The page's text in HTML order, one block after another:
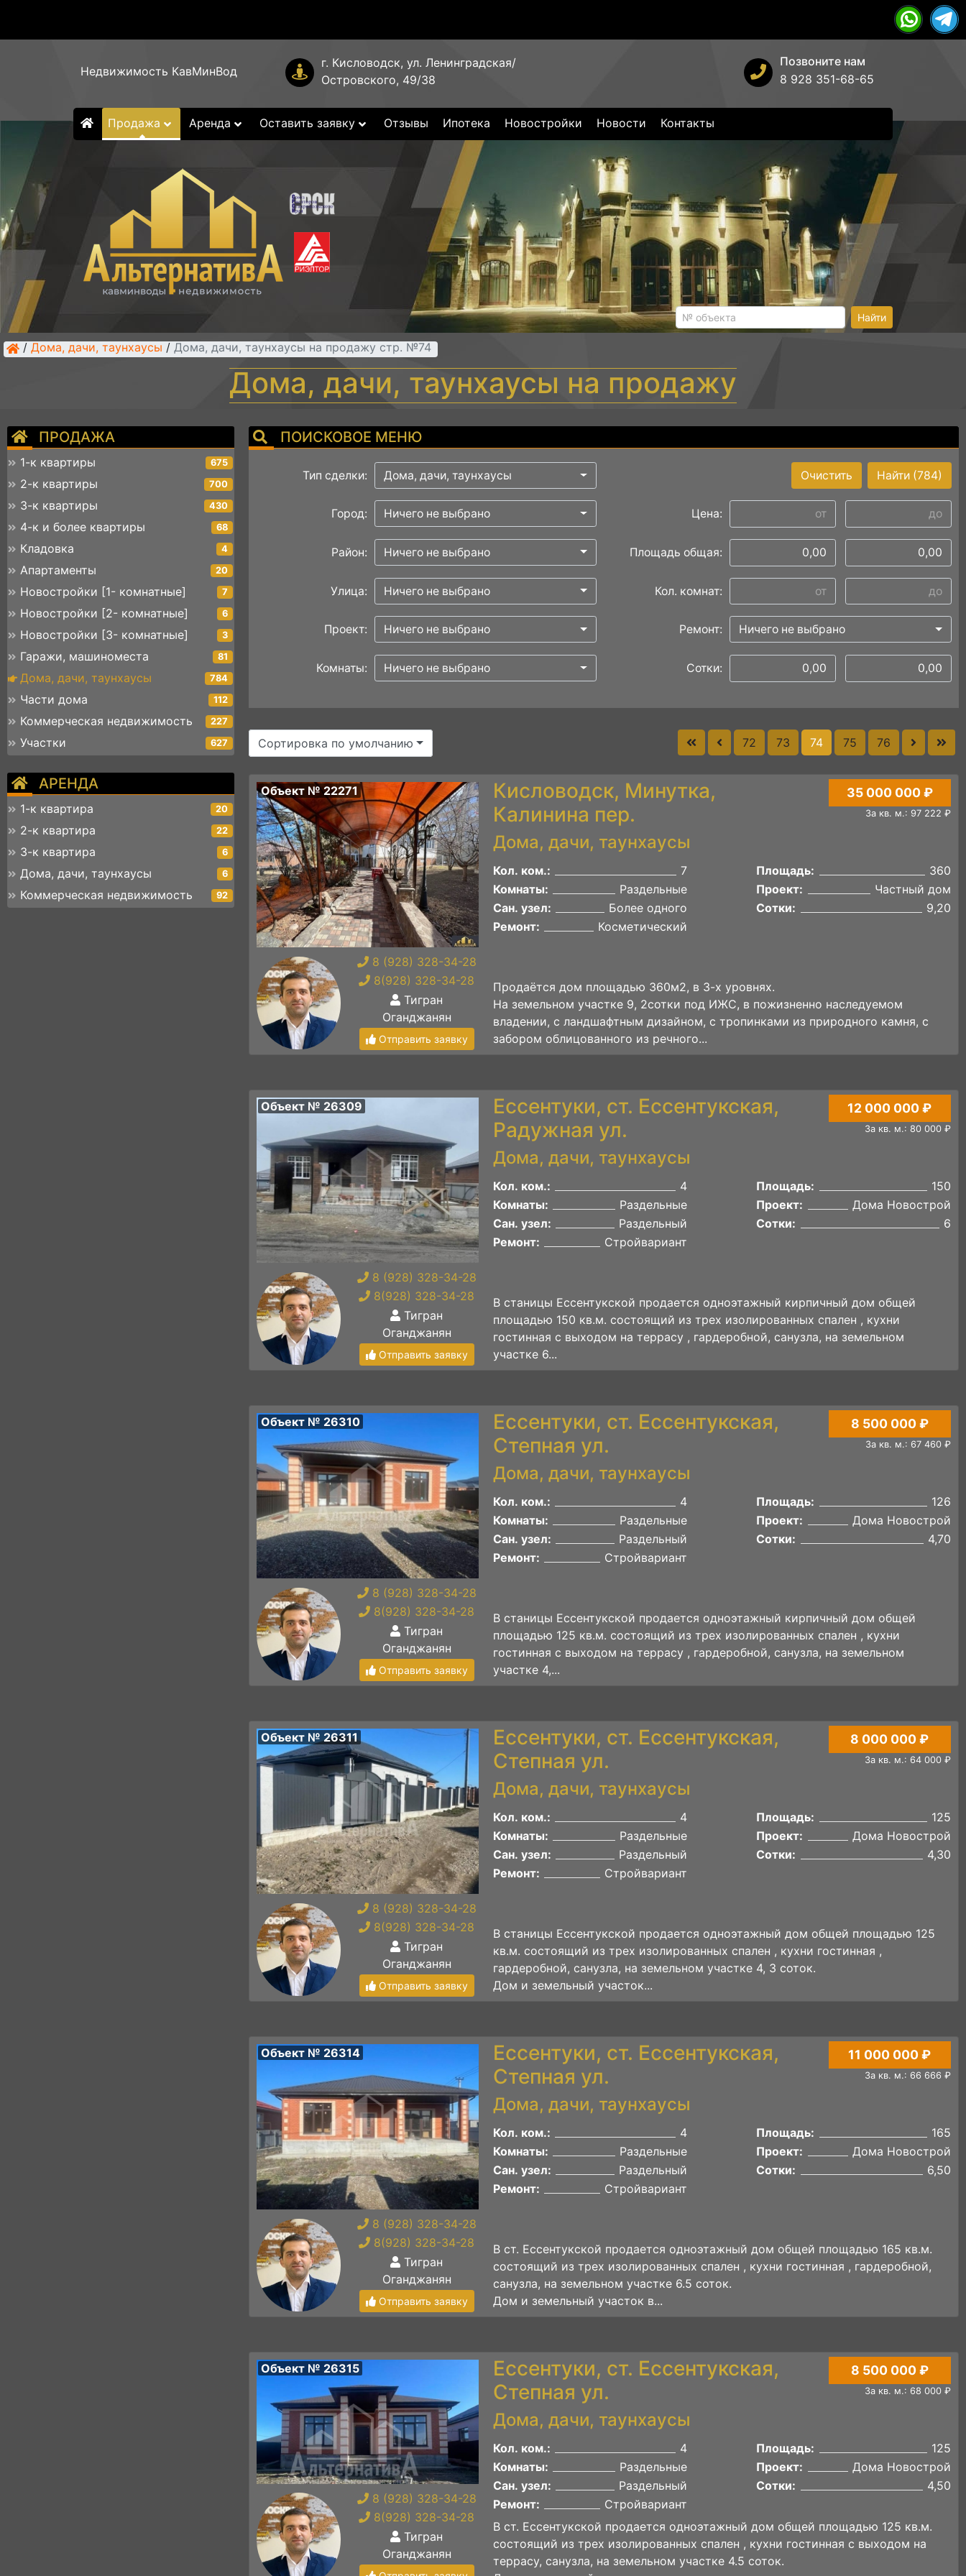
Недвижимость КавМинВод
г. Кисловодск, ул. Ленинградская/
Островского, 49/38
Позвоните нам
8 928 351-68-65
Продажа Аренда Оставить заявку Отзывы Ипотека Новостройки Новости Контакты
Найти
/ Дома, дачи, таунхаусы / Дома, дачи, таунхаусы на продажу стр. №74
Дома, дачи, таунхаусы на продажу
ПРОДАЖА
1-к квартиры 675
2-к квартиры 700
3-к квартиры 430
4-к и более квартиры 68
Кладовка 4
Апартаменты 20
Новостройки [1- комнатные] 7
Новостройки [2- комнатные] 6
Новостройки [3- комнатные] 3
Гаражи, машиноместа 81
Дома, дачи, таунхаусы 784
Части дома 112
Коммерческая недвижимость 227
Участки 627
АРЕНДА
1-к квартира 20
2-к квартира 22
3-к квартира 6
Дома, дачи, таунхаусы 6
Коммерческая недвижимость 92
ПОИСКОВОЕ МЕНЮ
Тип сделки: Дома, дачи, таунхаусы Найти (784)
Очистить
Город: Ничего не выбрано Цена:
Район: Ничего не выбрано Площадь общая:
Улица: Ничего не выбрано Кол. комнат:
Проект: Ничего не выбрано Ремонт: Ничего не выбрано
Комнаты: Ничего не выбрано Сотки:
Сортировка по умолчанию 72 73 74 75 76
Объект № 22271
8 (928) 328-34-28
8(928) 328-34-28
Тигран
Оганджанян
Отправить заявку
Кисловодск, Минутка,
Калинина пер.
Дома, дачи, таунхаусы
35 000 000 ₽
За кв. м.: 97 222 ₽
Кол. ком.:
7
Комнаты:
Раздельные
Сан. узел:
Более одного
Ремонт:
Косметический
Площадь:
360
Проект:
Частный дом
Сотки:
9,20
Продаётся дом площадью 360м2, в 3-х уровнях.
На земельном участке 9, 2сотки под ИЖС, в пожизненно наследуемом
владении, с ландшафтным дизайном, с тропинками из природного камня, с
забором облицованного из речного...
Объект № 26309
8 (928) 328-34-28
8(928) 328-34-28
Тигран
Оганджанян
Отправить заявку
Ессентуки, ст. Ессентукская,
Радужная ул.
Дома, дачи, таунхаусы
12 000 000 ₽
За кв. м.: 80 000 ₽
Кол. ком.:
4
Комнаты:
Раздельные
Сан. узел:
Раздельный
Ремонт:
Стройвариант
Площадь:
150
Проект:
Дома Новострой
Сотки:
6
В станицы Ессентукской продается одноэтажный кирпичный дом общей
площадью 150 кв.м. состоящий из трех изолированных спален , кухни
гостинная с выходом на террасу , гардеробной, санузла, на земельном
участке 6...
Объект № 26310
8 (928) 328-34-28
8(928) 328-34-28
Тигран
Оганджанян
Отправить заявку
Ессентуки, ст. Ессентукская,
Степная ул.
Дома, дачи, таунхаусы
8 500 000 ₽
За кв. м.: 67 460 ₽
Кол. ком.:
4
Комнаты:
Раздельные
Сан. узел:
Раздельный
Ремонт:
Стройвариант
Площадь:
126
Проект:
Дома Новострой
Сотки:
4,70
В станицы Ессентукской продается одноэтажный кирпичный дом общей
площадью 125 кв.м. состоящий из трех изолированных спален , кухни
гостинная с выходом на террасу , гардеробной, санузла, на земельном
участке 4,...
Объект № 26311
8 (928) 328-34-28
8(928) 328-34-28
Тигран
Оганджанян
Отправить заявку
Ессентуки, ст. Ессентукская,
Степная ул.
Дома, дачи, таунхаусы
8 000 000 ₽
За кв. м.: 64 000 ₽
Кол. ком.:
4
Комнаты:
Раздельные
Сан. узел:
Раздельный
Ремонт:
Стройвариант
Площадь:
125
Проект:
Дома Новострой
Сотки:
4,30
В станицы Ессентукской продается одноэтажный дом общей площадью 125
кв.м. состоящий из трех изолированных спален , кухни гостинная ,
гардеробной, санузла, на земельном участке 4, 3 соток.
Дом и земельный участок...
Объект № 26314
8 (928) 328-34-28
8(928) 328-34-28
Тигран
Оганджанян
Отправить заявку
Ессентуки, ст. Ессентукская,
Степная ул.
Дома, дачи, таунхаусы
11 000 000 ₽
За кв. м.: 66 666 ₽
Кол. ком.:
4
Комнаты:
Раздельные
Сан. узел:
Раздельный
Ремонт:
Стройвариант
Площадь:
165
Проект:
Дома Новострой
Сотки:
6,50
В ст. Ессентукской продается одноэтажный дом общей площадью 165 кв.м.
состоящий из трех изолированных спален , кухни гостинная , гардеробной,
санузла, на земельном участке 6.5 соток.
Дом и земельный участок в...
Объект № 26315
8 (928) 328-34-28
8(928) 328-34-28
Тигран
Оганджанян
Ессентуки, ст. Ессентукская,
Степная ул.
Дома, дачи, таунхаусы
8 500 000 ₽
За кв. м.: 68 000 ₽
Кол. ком.:
4
Комнаты:
Раздельные
Сан. узел:
Раздельный
Ремонт:
Стройвариант
Площадь:
125
Проект:
Дома Новострой
Сотки:
4,50
В ст. Ессентукской продается одноэтажный дом общей площадью 125 кв.м.
состоящий из трех изолированных спален , кухни гостинная с выходом на
террасу, санузла, на земельном участке 4.5 соток.